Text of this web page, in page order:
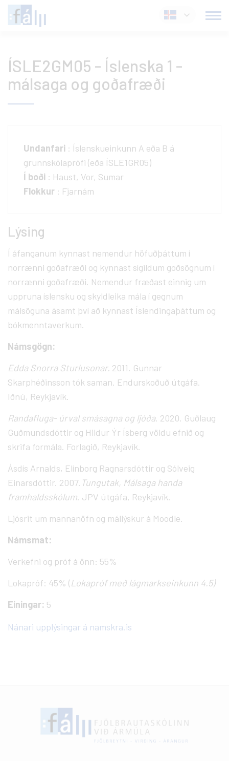
Fara
í
Íslenska
ÍSLE2GM05 - Íslenska 1 -
málsaga og goðafræði
Undanfari : Íslenskueinkunn A eða B á
grunnskólaprófi (eða ÍSLE1GR05)
Í boði : Haust, Vor, Sumar
Flokkur : Fjarnám
Lýsing
Í áfanganum kynnast nemendur höfuðþáttum í
norrænni goðafræði og kynnast sígildum goðsögnum í
norrænni goðafræði. Nemendur fræðast einnig um
uppruna íslensku og skyldleika mála í gegnum
málsöguna ásamt því að kynnast Íslendingaþáttum og
bókmenntaverkum.
Námsgögn:
Edda Snorra Sturlusonar. 2011. Gunnar
Skarphéðinsson tók saman. Endurskoðuð útgáfa.
Iðnú, Reykjavík.
Randafluga- úrval smásagna og ljóða. 2020. Guðlaug
Guðmundsdóttir og Hildur Ýr Ísberg völdu efnið og
skrifa formála. Forlagið, Reykjavík.
Ásdís Arnalds, Elínborg Ragnarsdóttir og Sólveig
Einarsdóttir. 2007. Tungutak, Málsaga handa
framhaldsskólum. JPV útgáfa, Reykjavík.
Ljósrit um mannanöfn og mállýskur á Moodle.
Námsmat:
Verkefni og próf á önn: 55%
Lokapróf: 45% (Lokapróf með lágmarkseinkunn 4.5)
Einingar: 5
Nánari upplýsingar á namskra.is